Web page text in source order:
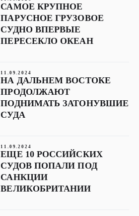
САМОЕ КРУПНОЕ
ПАРУСНОЕ ГРУЗОВОЕ
СУДНО ВПЕРВЫЕ
ПЕРЕСЕКЛО ОКЕАН
11.09.2024
НА ДАЛЬНЕМ ВОСТОКЕ
ПРОДОЛЖАЮТ
ПОДНИМАТЬ ЗАТОНУВШИЕ
СУДА
11.09.2024
ЕЩЕ 10 РОССИЙСКИХ
СУДОВ ПОПАЛИ ПОД
САНКЦИИ
ВЕЛИКОБРИТАНИИ